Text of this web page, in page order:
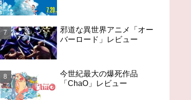
邪道な異世界アニメ「オー
バーロード」レビュー
今世紀最大の爆死作品
「ChaO」レビュー